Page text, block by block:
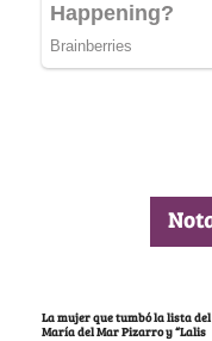
La mujer que tumbó la lista
María del Mar Pizarro y “Lalis